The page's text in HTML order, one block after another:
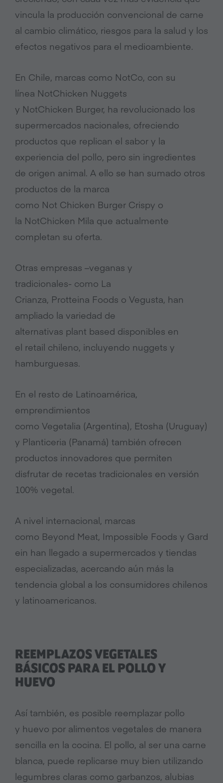
vincula la producción convencional de carne
al cambio climático, riesgos para la salud y los
efectos negativos para el medioambiente.
En Chile, marcas como NotCo, con su
línea NotChicken Nuggets
y NotChicken Burger, ha revolucionado los
supermercados nacionales, ofreciendo
productos que replican el sabor y la
experiencia del pollo, pero sin ingredientes
de origen animal. A ello se han sumado otros
productos de la marca
como Not Chicken Burger Crispy o
la NotChicken Mila que actualmente
completan su oferta.
Otras empresas –veganas y
tradicionales- como La
Crianza, Protteina Foods o Vegusta, han
ampliado la variedad de
alternativas plant based disponibles en
el retail chileno, incluyendo nuggets y
hamburguesas.
En el resto de Latinoamérica,
emprendimientos
como Vegetalia (Argentina), Etosha (Uruguay)
y Planticeria (Panamá) también ofrecen
productos innovadores que permiten
disfrutar de recetas tradicionales en versión
100% vegetal.
A nivel internacional, marcas
como Beyond Meat, Impossible Foods y Gard
ein han llegado a supermercados y tiendas
especializadas, acercando aún más la
tendencia global a los consumidores chilenos
y latinoamericanos.
REEMPLAZOS VEGETALES
BÁSICOS PARA EL POLLO Y
HUEVO
Así también, es posible reemplazar pollo
y huevo por alimentos vegetales de manera
sencilla en la cocina. El pollo, al ser una carne
blanca, puede replicarse muy bien utilizando
legumbres claras como garbanzos, alubias